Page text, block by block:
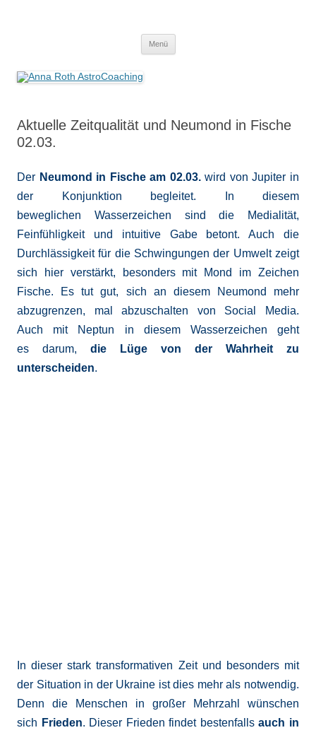
Menü
Aktuelle Zeitqualität und Neumond in Fische
02.03.
Der Neumond in Fische am 02.03.wird von Jupiter in
der Konjunktion begleitet. In diesem
beweglichen Wasserzeichen sind die Medialität,
Feinfühligkeit und intuitive Gabe betont. Auch die
Durchlässigkeit für die Schwingungen der Umwelt zeigt
sich hier verstärkt, besonders mit Mond im Zeichen
Fische. Es tut gut, sich an diesem Neumond mehr
abzugrenzen, mal abzuschalten von Social Media.
Auch mit Neptun in diesem Wasserzeichen geht
es darum, die Lüge von der Wahrheit zu
unterscheiden.
In dieser stark transformativen Zeit und besonders mit
der Situation in der Ukraine ist dies mehr als notwendig.
Denn die Menschen in großer Mehrzahl wünschen
sich Frieden. Dieser Frieden findet bestenfallsauch in